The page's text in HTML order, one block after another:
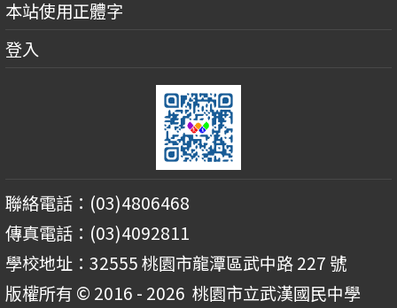
本站使用正體字
登入
聯絡電話：(03)4806468
傳真電話：(03)4092811
學校地址：32555 桃園市龍潭區武中路 227 號
版權所有 © 2016 - 2026 桃園市立武漢國民中學